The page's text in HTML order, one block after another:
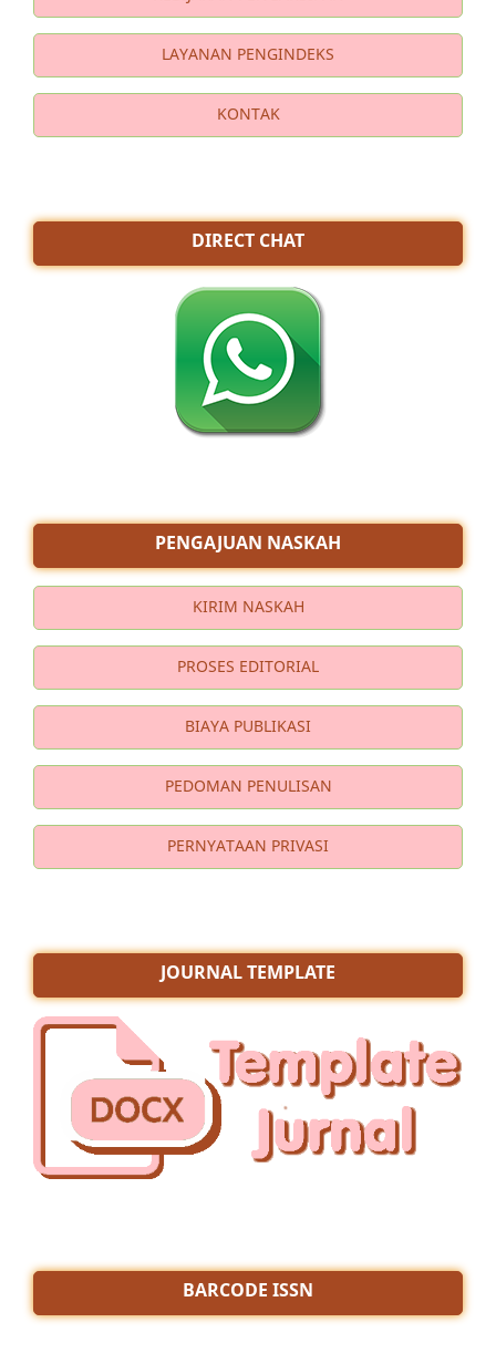
LAYANAN PENGINDEKS
KONTAK
DIRECT CHAT
PENGAJUAN NASKAH
KIRIM NASKAH
PROSES EDITORIAL
BIAYA PUBLIKASI
PEDOMAN PENULISAN
PERNYATAAN PRIVASI
JOURNAL TEMPLATE
BARCODE ISSN